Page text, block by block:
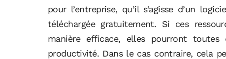
pour l’entreprise, qu’il s’agisse d’un
téléchargée gratuitement. Si ces
manière efficace, elles pourront
productivité. Dans le cas contraire, cela